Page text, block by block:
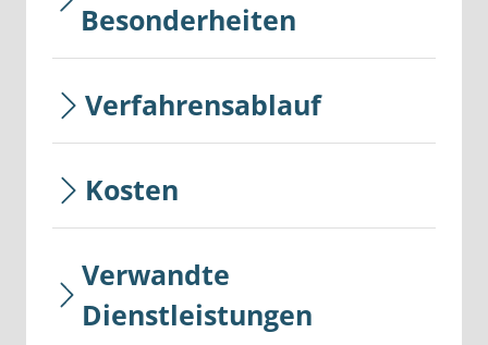
Besonderheiten
Verfahrensablauf
Kosten
Verwandte
Dienstleistungen